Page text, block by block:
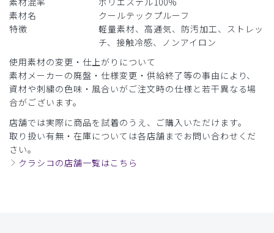
年齢: 171-175cm 体重: 66-70kg
涼しくていいです。またダメになったら買います。
商品：C08メンズ白衣:テーラードジャケットクールテ
ックプルーフ/白/M
役に立った
​1 ​2 ​3 ​4
素材名
クールテックプルーフ
特徴
軽量素材、高通気、防汚加工、ストレッ
チ、接触冷感、ノンアイロン
使用素材の変更・仕上がりについて
素材メーカーの廃盤・仕様変更・供給終了等の事由により、
資材や刺繍の色味・風合いがご注文時の仕様と若干異なる場
合がございます。
店舗では実際に商品を試着のうえ、ご購入いただけます。
取り扱い有無・在庫については各店舗までお問い合わせくだ
さい。
クラシコの店舗一覧はこちら